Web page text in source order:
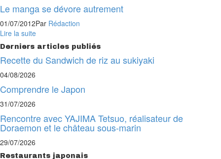
Le manga se dévore autrement
01/07/2012Par Rédaction
Lire la suite
Derniers articles publiés
Recette du Sandwich de riz au sukiyaki
04/08/2026
Comprendre le Japon
31/07/2026
Rencontre avec YAJIMA Tetsuo, réalisateur de
Doraemon et le château sous-marin
29/07/2026
Restaurants japonais